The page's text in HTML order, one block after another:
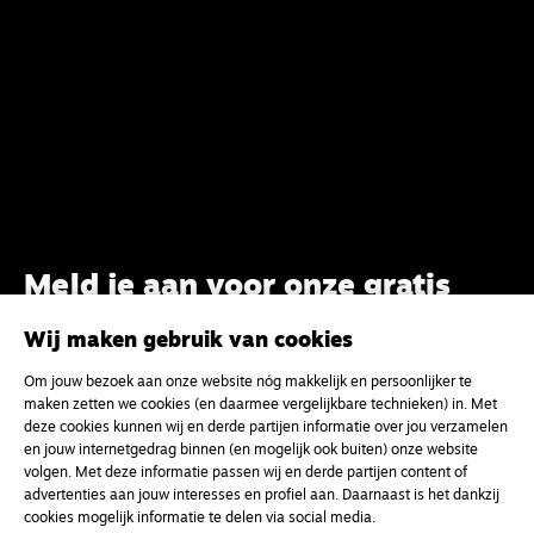
Meld je aan voor onze gratis
nieuwsbrief
uw e-mailadres
Wij maken gebruik van cookies
Om jouw bezoek aan onze website nóg makkelijk en persoonlijker te
maken zetten we cookies (en daarmee vergelijkbare technieken) in. Met
deze cookies kunnen wij en derde partijen informatie over jou verzamelen
en jouw internetgedrag binnen (en mogelijk ook buiten) onze website
volgen. Met deze informatie passen wij en derde partijen content of
advertenties aan jouw interesses en profiel aan. Daarnaast is het dankzij
cookies mogelijk informatie te delen via social media.